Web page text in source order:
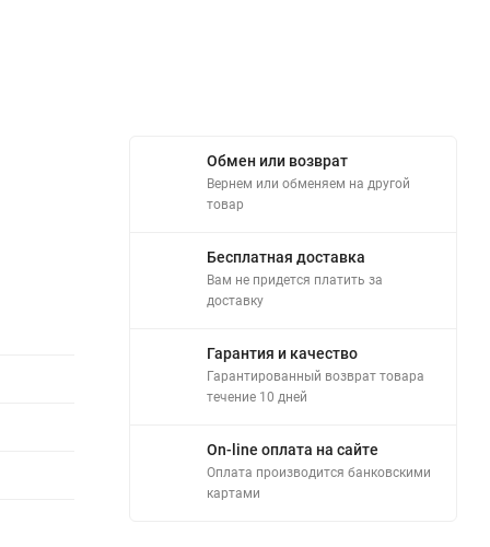
Обмен или возврат
Вернем или обменяем на другой
товар
Бесплатная доставка
Вам не придется платить за
доставку
Гарантия и качество
Гарантированный возврат товара
течение 10 дней
On-line оплата на сайте
Оплата производится банковскими
картами